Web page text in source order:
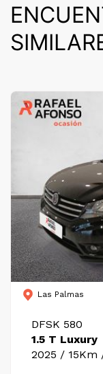
Las Palmas
DFSK 580
1.5 T Luxury
2025 / 15Km